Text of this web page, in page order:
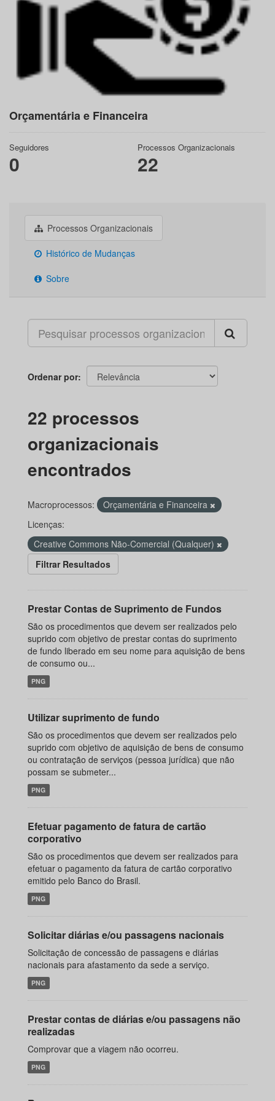
Orçamentária e Financeira
Seguidores
0
Processos Organizacionais
22
Processos Organizacionais
Histórico de Mudanças
Sobre
Ordenar por
22 processos
organizacionais
encontrados
Macroprocessos:
Orçamentária e Financeira
Licenças:
Creative Commons Não-Comercial (Qualquer)
Filtrar Resultados
Prestar Contas de Suprimento de Fundos
São os procedimentos que devem ser realizados pelo
suprido com objetivo de prestar contas do suprimento
de fundo liberado em seu nome para aquisição de bens
de consumo ou...
PNG
Utilizar suprimento de fundo
São os procedimentos que devem ser realizados pelo
suprido com objetivo de aquisição de bens de consumo
ou contratação de serviços (pessoa jurídica) que não
possam se submeter...
PNG
Efetuar pagamento de fatura de cartão
corporativo
São os procedimentos que devem ser realizados para
efetuar o pagamento da fatura de cartão corporativo
emitido pelo Banco do Brasil.
PNG
Solicitar diárias e/ou passagens nacionais
Solicitação de concessão de passagens e diárias
nacionais para afastamento da sede a serviço.
PNG
Prestar contas de diárias e/ou passagens não
realizadas
Comprovar que a viagem não ocorreu.
PNG